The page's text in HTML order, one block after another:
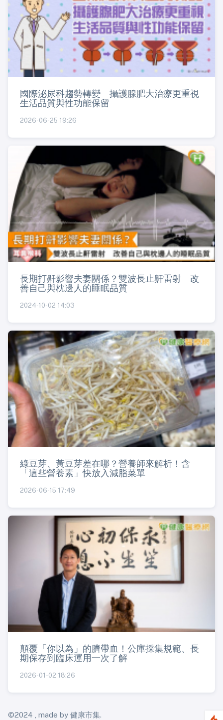
國際泌尿科趨勢轉變 攝護腺肥大治療更重視
生活品質與性功能保留
2026-06-25 19:26
長期打鼾影響夫妻關係？雙波長止鼾雷射 改
善自己與枕邊人的睡眠品質
2024-10-02 14:03
綠豆芽、黃豆芽差在哪？營養師來解析！含
「這些營養素」快放入減脂菜單
2026-06-15 17:49
顛覆「你以為」的臍帶血！公庫採集規範、長
期保存到臨床運用一次了解
2026-01-02 18:26
©2024 , made by 健康市集.